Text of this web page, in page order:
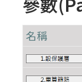
名稱